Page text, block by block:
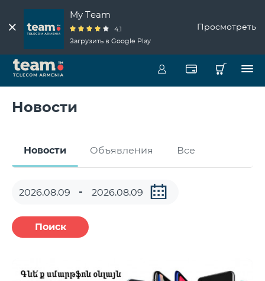
My Team
4.1
Загрузить в Google Play
Просмотреть
Новости
Новости Объявления Все
Поиск